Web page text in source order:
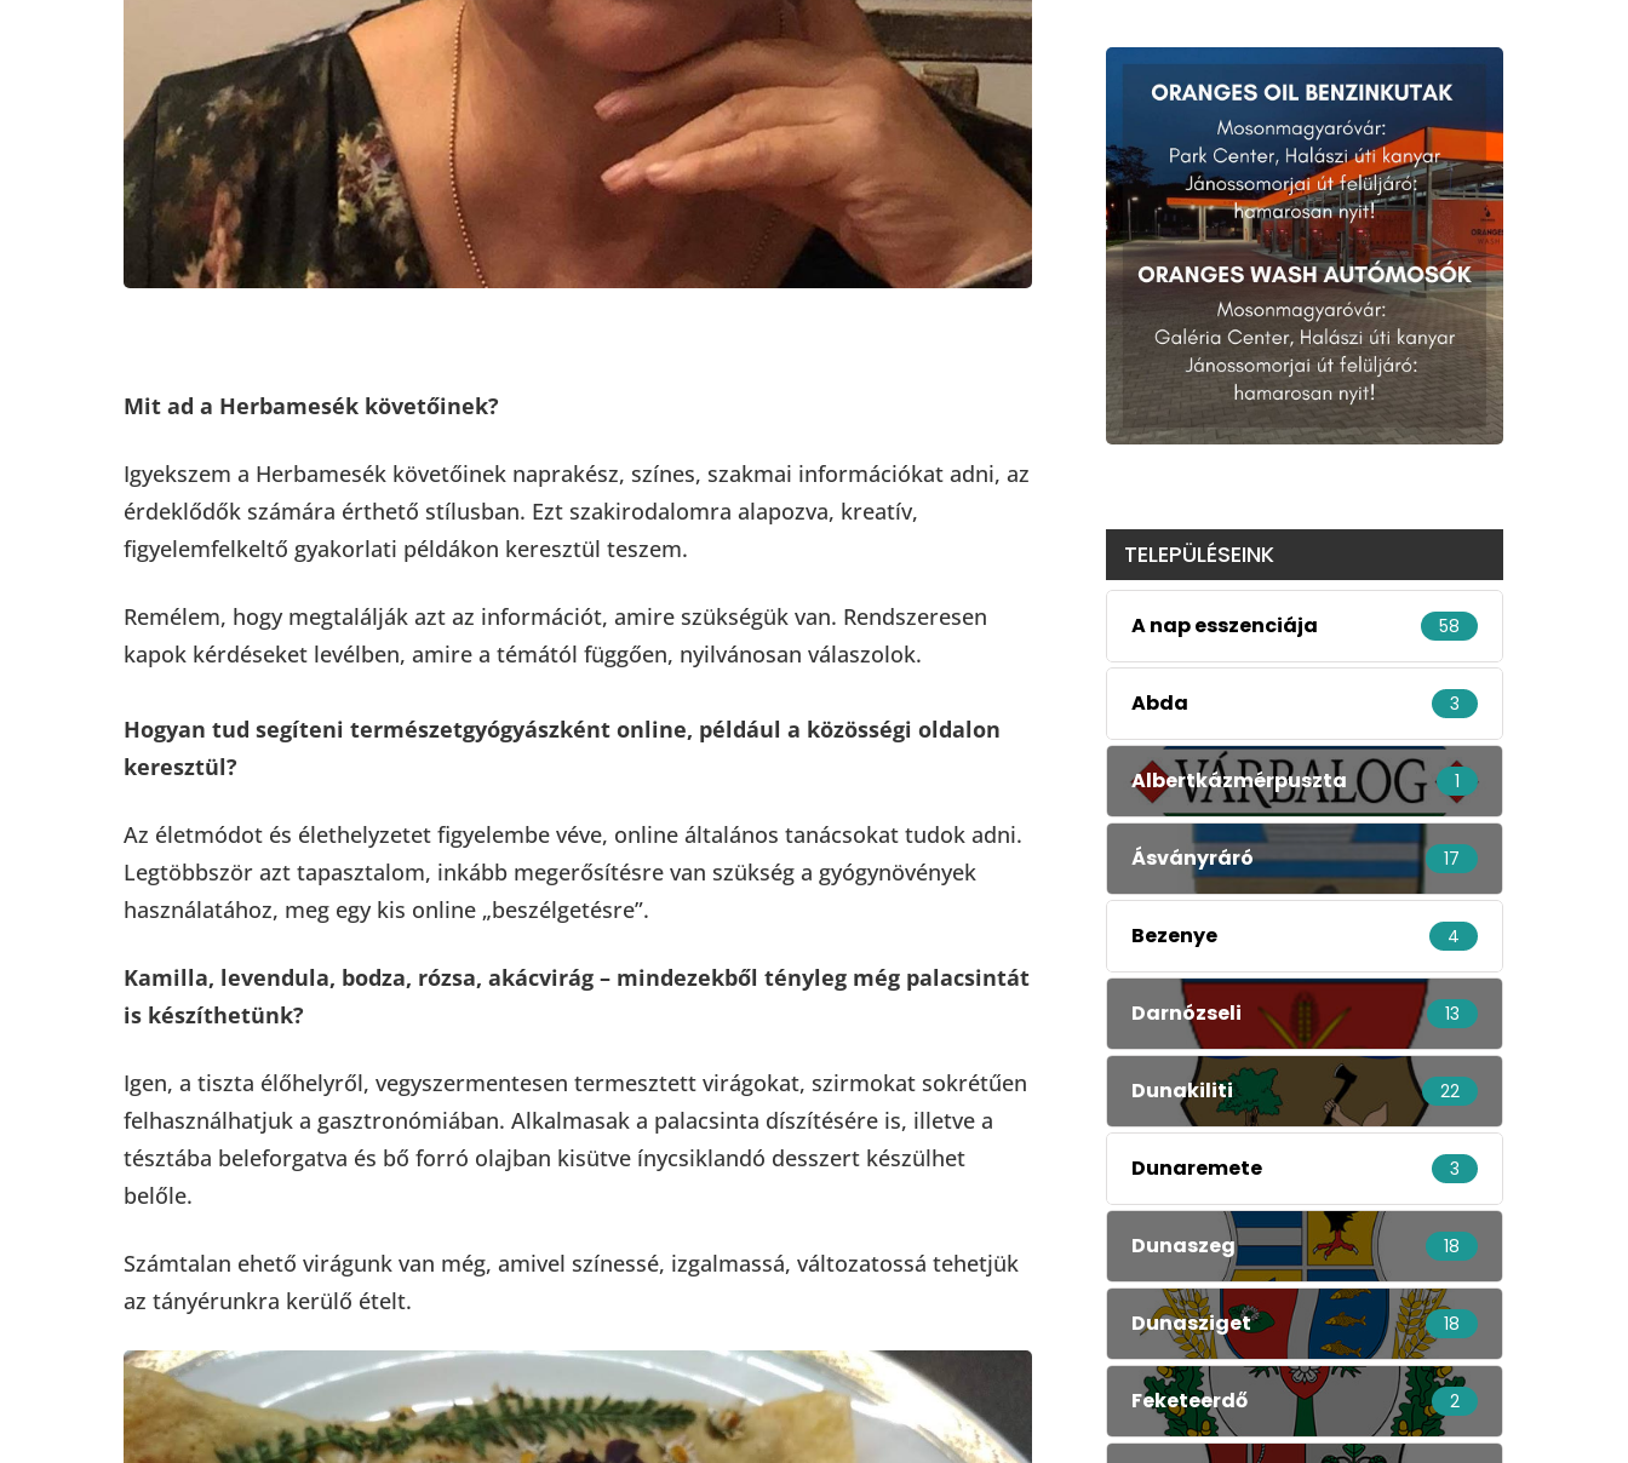
Mit ad a Herbamesék követőinek?
Igyekszem a Herbamesék követőinek naprakész, színes, szakmai információkat adni, az
érdeklődők számára érthető stílusban. Ezt szakirodalomra alapozva, kreatív,
figyelemfelkeltő gyakorlati példákon keresztül teszem.
Remélem, hogy megtalálják azt az információt, amire szükségük van. Rendszeresen
kapok kérdéseket levélben, amire a témától függően, nyilvánosan válaszolok.
Hogyan tud segíteni természetgyógyászként online, például a közösségi oldalon
keresztül?
Az életmódot és élethelyzetet figyelembe véve, online általános tanácsokat tudok adni.
Legtöbbször azt tapasztalom, inkább megerősítésre van szükség a gyógynövények
használatához, meg egy kis online „beszélgetésre”.
Kamilla, levendula, bodza, rózsa, akácvirág – mindezekből tényleg még palacsintát
is készíthetünk?
Igen, a tiszta élőhelyről, vegyszermentesen termesztett virágokat, szirmokat sokrétűen
felhasználhatjuk a gasztronómiában. Alkalmasak a palacsinta díszítésére is, illetve a
tésztába beleforgatva és bő forró olajban kisütve ínycsiklandó desszert készülhet
belőle.
Számtalan ehető virágunk van még, amivel színessé, izgalmassá, változatossá tehetjük
az tányérunkra kerülő ételt.
TELEPÜLÉSEINK
A nap esszenciája 58
Abda 3
Albertkázmérpuszta 1
Ásványráró 17
Bezenye 4
Darnózseli 13
Dunakiliti 22
Dunaremete 3
Dunaszeg 18
Dunasziget 18
Feketeerdő 2